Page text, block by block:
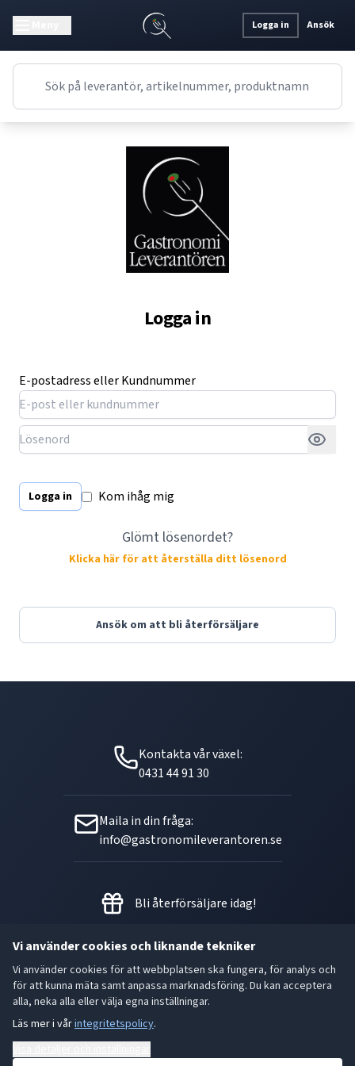
Vi använder cookies och liknande tekniker
Vi använder cookies för att webbplatsen ska fungera, för analys och
för att kunna mäta samt anpassa marknadsföring. Du kan acceptera
alla, neka alla eller välja egna inställningar.
Läs mer i vårintegritetspolicy.
Logga in Ansök
Logga in
E-postadress eller Kundnummer
Logga in Kom ihåg mig
Glömt lösenordet?
Klicka här för att återställa ditt lösenord
Ansök om att bli återförsäljare
Kontakta vår växel:
0431 44 91 30
Maila in din fråga:
info@gastronomileverantoren.se
Bli återförsäljare idag!
Metallgatan 21 B, 262 72
Ängelholm Orgnr: 556493-5780